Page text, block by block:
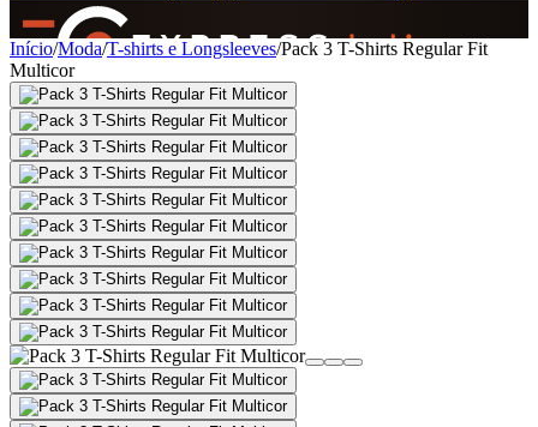
SINCE 2005
+de 36.000 reviews
Início/Moda/T-shirts e Longsleeves/Pack 3 T-Shirts Regular Fit
Multicor